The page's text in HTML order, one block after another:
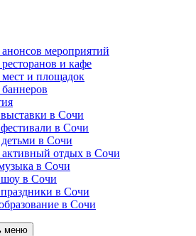
мероприятий
и кафе
и площадок
в Сочи
в Сочи
в Сочи
отдых в Сочи
в Сочи
в Сочи
в Сочи
в Сочи
меню